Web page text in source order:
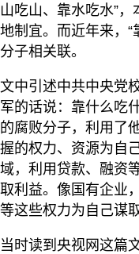
山吃山、靠水吃水”
地制宜。而近年来，“
分子相关联。
文中引述中共中央党
军的话说：靠什么吃
的腐败分子，利用了
握的权力、资源为自
域，利用贷款、融资
取利益。像国有企业
等这些权力为自己谋
当时读到央视网这篇